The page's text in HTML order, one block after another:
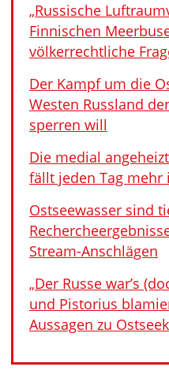
„Russische
Finnischen
völkerrechtliche
Der Kampf um die
Westen Russland
sperren will
Die medial
fällt jeden Tag mehr
Ostseewasser sind
Stream-Anschlägen
„Der Russe war’s
und Pistorius
Aussagen zu